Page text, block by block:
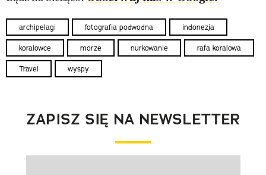
archipelagi fotografia podwodna indonezja
koralowce morze nurkowanie rafa koralowa
Travel wyspy
ZAPISZ SIĘ NA NEWSLETTER